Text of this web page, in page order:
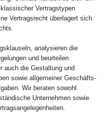
Vertragstypen
Vertragsrecht überlagert sich
analysieren die
und beurteilen
auch die Gestaltung und
sowie allgemeiner Geschäfts-
Wir beraten sowohl
Unternehmen sowie